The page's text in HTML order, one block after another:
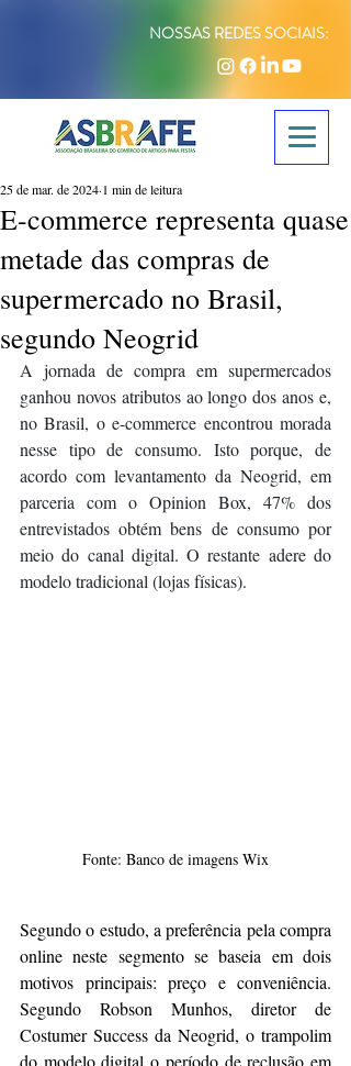
NOSSAS REDES SOCIAIS:
E-commerce representa quase
metade das compras de
supermercado no Brasil,
segundo Neogrid
25 de mar. de 2024 1 min de leitura
A jornada de compra em supermercados
ganhou novos atributos ao longo dos anos e,
no Brasil, o e-commerce encontrou morada
nesse tipo de consumo. Isto porque, de
acordo com levantamento da Neogrid, em
parceria com o Opinion Box, 47% dos
entrevistados obtém bens de consumo por
meio do canal digital. O restante adere do
modelo tradicional (lojas físicas).
Fonte: Banco de imagens Wix
Segundo o estudo, a preferência pela compra
online neste segmento se baseia em dois
motivos principais: preço e conveniência.
Segundo Robson Munhos, diretor de
Costumer Success da Neogrid, o trampolim